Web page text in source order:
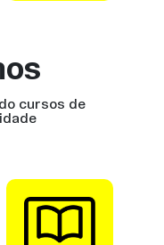
cursos de